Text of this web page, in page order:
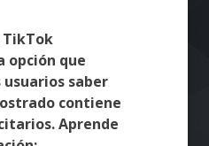
opción que
saber
contiene
Aprende